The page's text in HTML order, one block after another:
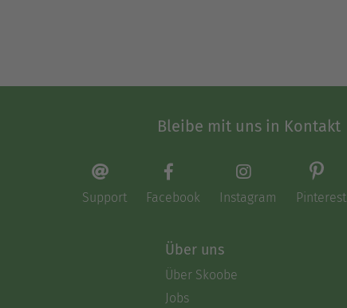
Bleibe mit uns in Kontakt
Support Facebook Instagram Pinterest
Über uns
Über Skoobe
Jobs